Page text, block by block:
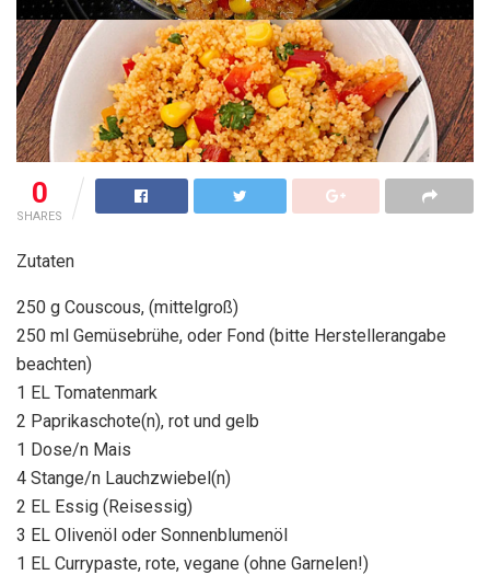
0
SHARES
Zutaten
250 g Couscous, (mittelgroß)
250 ml Gemüsebrühe, oder Fond (bitte Herstellerangabe
beachten)
1 EL Tomatenmark
2 Paprikaschote(n), rot und gelb
1 Dose/n Mais
4 Stange/n Lauchzwiebel(n)
2 EL Essig (Reisessig)
3 EL Olivenöl oder Sonnenblumenöl
1 EL Currypaste, rote, vegane (ohne Garnelen!)